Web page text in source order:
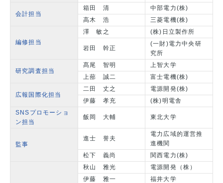
会計担当
箱田 清
中部電力(株)
高木 浩
三菱電機(株)
編修担当
澤 敏之 (株)日立製作所
岩田 幹正
(一財)電力中央研
究所
研究調査担当
髙尾 智明
上智大学
上蔀 誠二
富士電機(株)
広報国際化担当
二田 丈之
電源開発(株)
伊藤 孝充
(株)明電舎
SNSプロモーショ
ン担当
飯岡 大輔 東北大学
監事
進士 誉夫
電力広域的運営推
進機関
松下 義尚
関西電力(株)
秋山 雅光
電源開発（株）
伊藤 雅一
福井大学